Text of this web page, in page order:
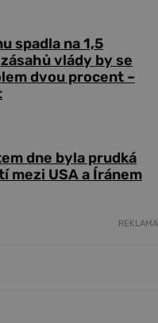
spadla na 1,5
vlády by se
dvou procent –
dne byla prudká
mezi USA a Íránem
REKLAMA